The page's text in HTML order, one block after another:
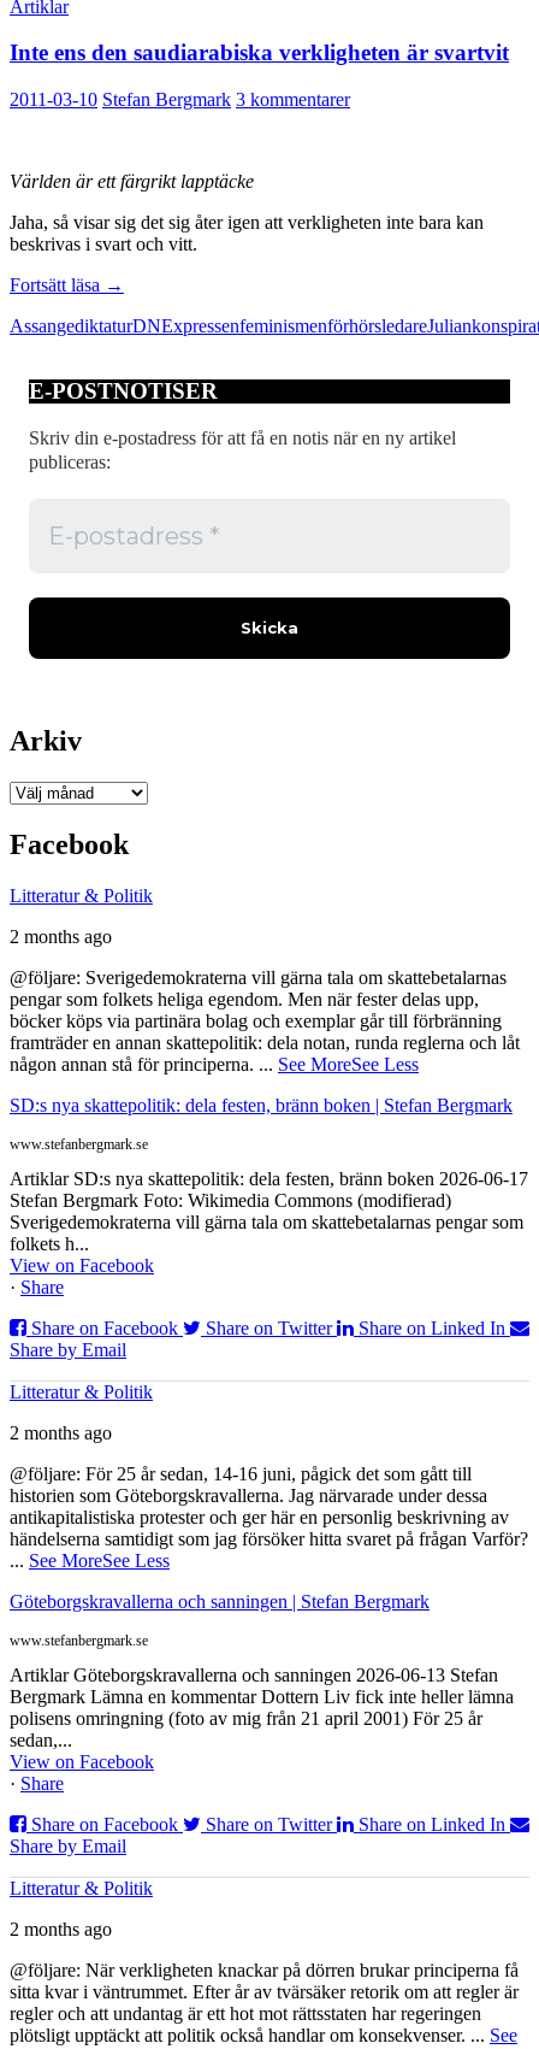
Artiklar
Inte ens den saudiarabiska verkligheten är svartvit
2011-03-10 Stefan Bergmark 3 kommentarer
Världen är ett färgrikt lapptäcke
Jaha, så visar sig det sig åter igen att verkligheten inte bara kan
beskrivas i svart och vitt.
Fortsätt läsa Inte
den
är
→
AssangediktaturDNExpressenfeminismenförhörsledareJulian
E-POSTNOTISER
Skriv din e-postadress för att få en notis när en ny artikel
publiceras:
Arkiv
Arkiv
Facebook
Litteratur & Politik
2 months ago
@följare: Sverigedemokraterna vill gärna tala om skattebetalarnas
pengar som folkets heliga egendom. Men när fester delas upp,
böcker köps via partinära bolag och exemplar går till förbränning
framträder en annan skattepolitik: dela notan, runda reglerna och låt
någon annan stå för principerna. ... See MoreSee Less
SD:s nya skattepolitik: dela festen, bränn boken | Stefan Bergmark
www.stefanbergmark.se
Artiklar SD:s nya skattepolitik: dela festen, bränn boken 2026-06-17
Stefan Bergmark Foto: Wikimedia Commons (modifierad)
Sverigedemokraterna vill gärna tala om skattebetalarnas pengar som
folkets h...
View on Facebook
· Share
Share on Facebook
Share on Twitter
Share on Linked In
Share by Email
Litteratur & Politik
2 months ago
@följare: För 25 år sedan, 14-16 juni, pågick det som gått till
historien som Göteborgskravallerna. Jag närvarade under dessa
antikapitalistiska protester och ger här en personlig beskrivning av
händelserna samtidigt som jag försöker hitta svaret på frågan Varför?
... See MoreSee Less
Göteborgskravallerna och sanningen | Stefan Bergmark
www.stefanbergmark.se
Artiklar Göteborgskravallerna och sanningen 2026-06-13 Stefan
Bergmark Lämna en kommentar Dottern Liv fick inte heller lämna
polisens omringning (foto av mig från 21 april 2001) För 25 år
sedan,...
View on Facebook
· Share
Share on Facebook
Share on Twitter
Share on Linked In
Share by Email
Litteratur & Politik
2 months ago
@följare: När verkligheten knackar på dörren brukar principerna få
sitta kvar i väntrummet. Efter år av tvärsäker retorik om att regler är
regler och att undantag är ett hot mot rättsstaten har regeringen
plötsligt upptäckt att politik också handlar om konsekvenser. ... See